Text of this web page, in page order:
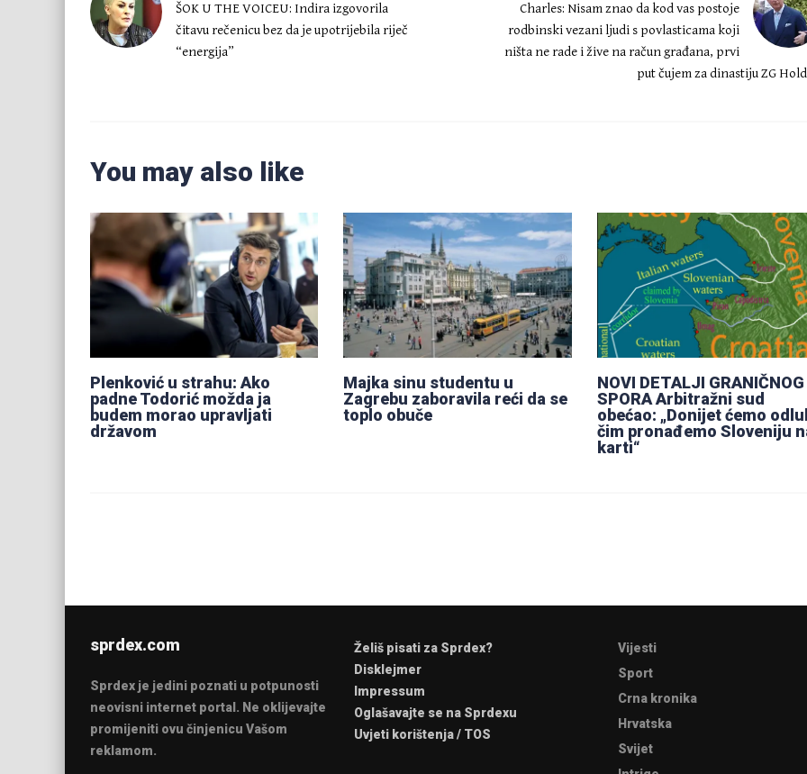
ŠOK U THE VOICEU: Indira izgovorila
čitavu rečenicu bez da je upotrijebila riječ
“energija”
Charles: Nisam znao da kod vas postoje
rodbinski vezani ljudi s povlasticama koji
ništa ne rade i žive na račun građana, prvi
put čujem za dinastiju ZG
You may also like
Plenković u strahu: Ako
padne Todorić možda ja
budem morao upravljati
državom
Majka sinu studentu u
Zagrebu zaboravila reći da se
toplo obuče
NOVI DETALJI GRANIČNOG
SPORA Arbitražni sud
obećao: „Donijet ćemo
čim pronađemo Sloveniju
karti“
sprdex.com
Sprdex je jedini poznati u potpunosti
neovisni internet portal. Ne oklijevajte
promijeniti ovu činjenicu Vašom
reklamom.
Želiš pisati za Sprdex?
Disklejmer
Impressum
Oglašavajte se na Sprdexu
Uvjeti korištenja / TOS
Vijesti
Sport
Crna kronika
Hrvatska
Svijet